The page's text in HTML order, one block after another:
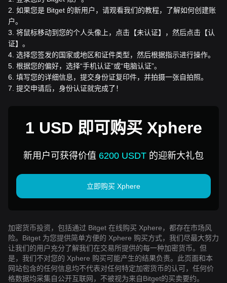
2 如果您是 Bitget 的新用户，请观看我们的教程，了解如何创建账
户。
3 将鼠标移动到您的个人头像上，点击【未认证】，然后点击【认
证】。
4 选择您签发的国家或地区和证件类型，然后根据指示进行操作。
5 根据您的偏好，选择“手机认证”或“电脑认证”。
6 填写您的详细信息，提交身份证复印件，并拍摄一张自拍照。
7 提交申请后，身份认证就完成了！
1 USD 即可购买 Xphere
新用户可获得价值 6200 USDT 的迎新大礼包
立即购买 Xphere
加密货币投资，包括通过 Bitget 在线购买 Xphere，都存在市场风
险。Bitget 为您提供简单方便的 Xphere 购买方式，我们尽最大努力
让我们的用户充分了解我们在交易所提供的每一种加密货币。但
是，我们不对您的 Xphere 购买可能产生的结果负责。此页面和本
网站包含的任何信息均不代表对任何特定加密货币的认可，任何价
格数据均采集自公开互联网，不被视为来自Bitget的买卖要约。